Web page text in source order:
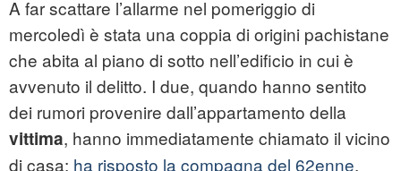
A far scattare l’allarme nel pomeriggio di
mercoledì è stata una coppia di origini pachistane
che abita al piano di sotto nell’edificio in cui è
avvenuto il delitto. I due, quando hanno sentito
dei rumori provenire dall’appartamento della
vittima, hanno immediatamente chiamato il vicino
di casa: ha risposto la compagna del 62enne,